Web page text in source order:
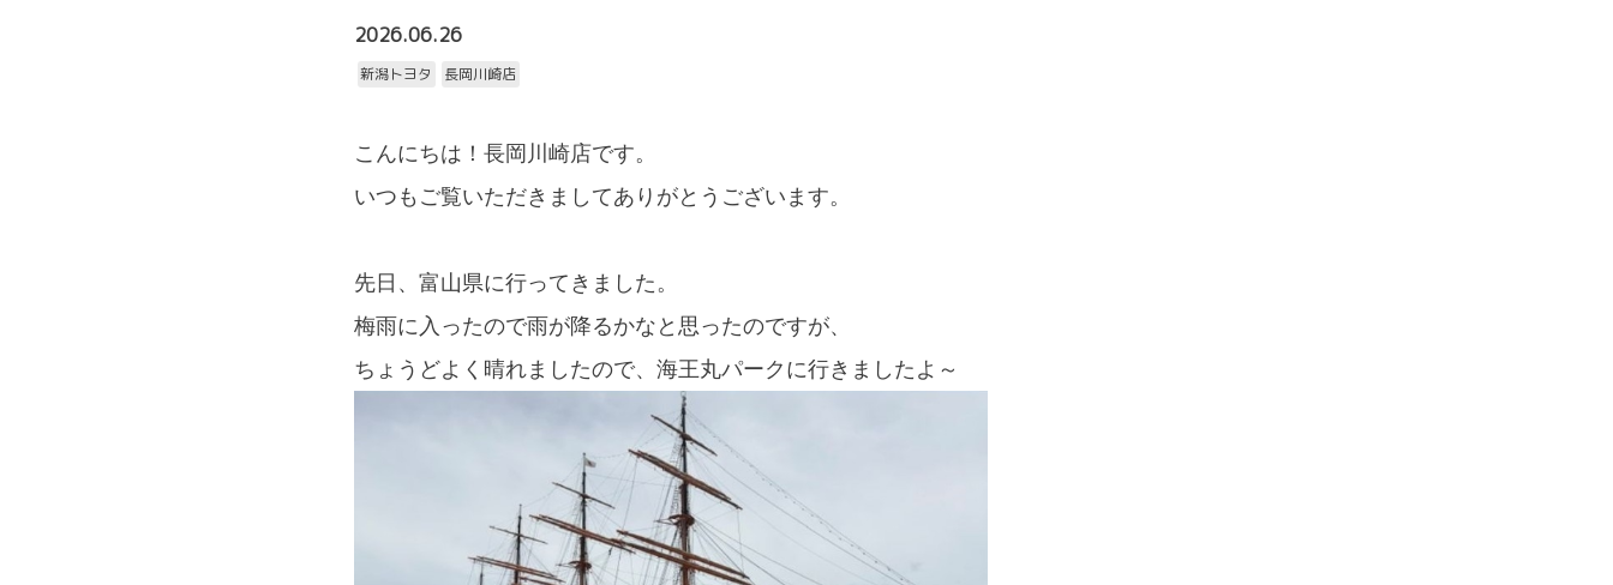
2026.06.26
新潟トヨタ 長岡川崎店
こんにちは！長岡川崎店です。
いつもご覧いただきましてありがとうございます。
先日、富山県に行ってきました。
梅雨に入ったので雨が降るかなと思ったのですが、
ちょうどよく晴れましたので、海王丸パークに行きましたよ～